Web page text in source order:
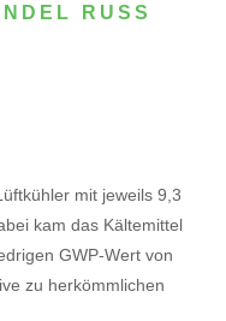
RUSS
mit jeweils 9,3
kam das Kältemittel
GWP-Wert von
zu herkömmlichen